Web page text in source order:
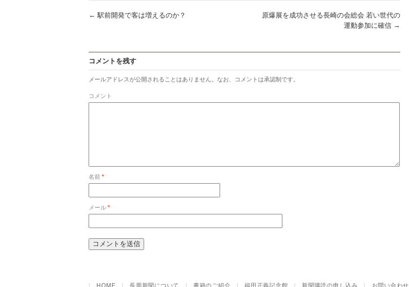
← 駅前開発で客は増えるのか？
原爆展を成功させる長崎の会総会 若い世代の
運動参加に確信 →
コメントを残す
メールアドレスが公開されることはありません。なお、コメントは承認制です。
コメント
名前 *
メール *
HOME |長周新聞について |書籍のご紹介 |福田正義記念館 新聞購読の申し込み お問い合わせ